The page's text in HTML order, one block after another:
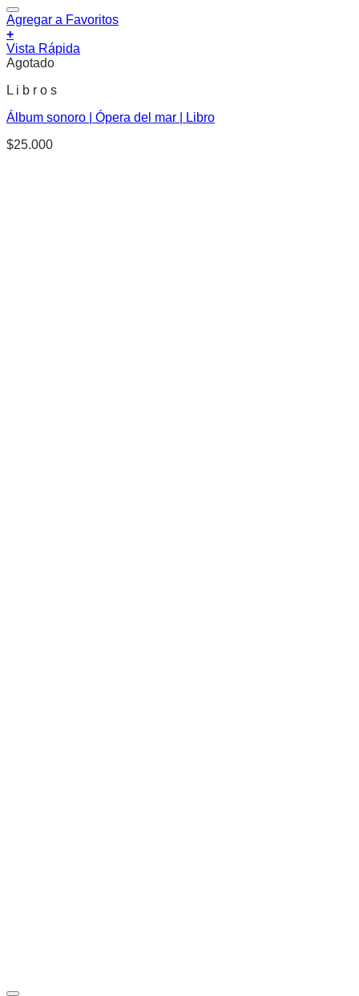
Agregar a Favoritos
+
Vista Rápida
Agotado
L i b r o s
Álbum sonoro | Ópera del mar | Libro
$25.000